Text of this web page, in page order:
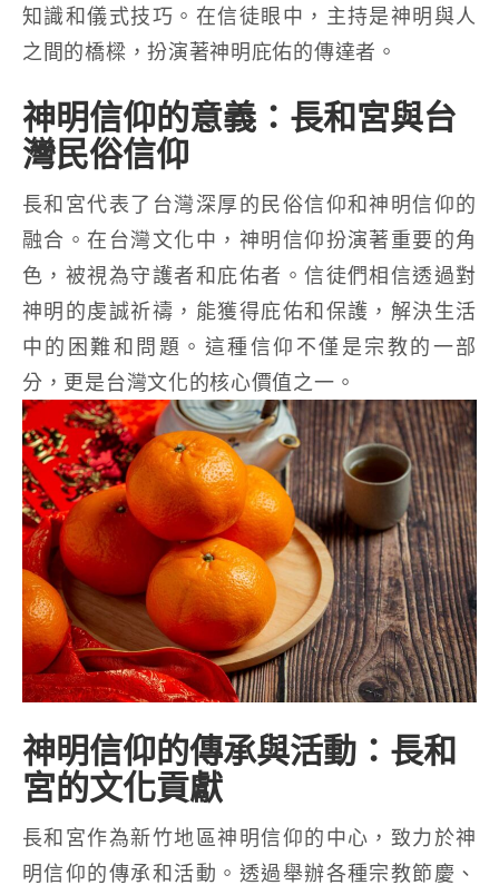
知識和儀式技巧。在信徒眼中，主持是神明與人
之間的橋樑，扮演著神明庇佑的傳達者。
神明信仰的意義：長和宮與台
灣民俗信仰
長和宮代表了台灣深厚的民俗信仰和神明信仰的
融合。在台灣文化中，神明信仰扮演著重要的角
色，被視為守護者和庇佑者。信徒們相信透過對
神明的虔誠祈禱，能獲得庇佑和保護，解決生活
中的困難和問題。這種信仰不僅是宗教的一部
分，更是台灣文化的核心價值之一。
神明信仰的傳承與活動：長和
宮的文化貢獻
長和宮作為新竹地區神明信仰的中心，致力於神
明信仰的傳承和活動。透過舉辦各種宗教節慶、